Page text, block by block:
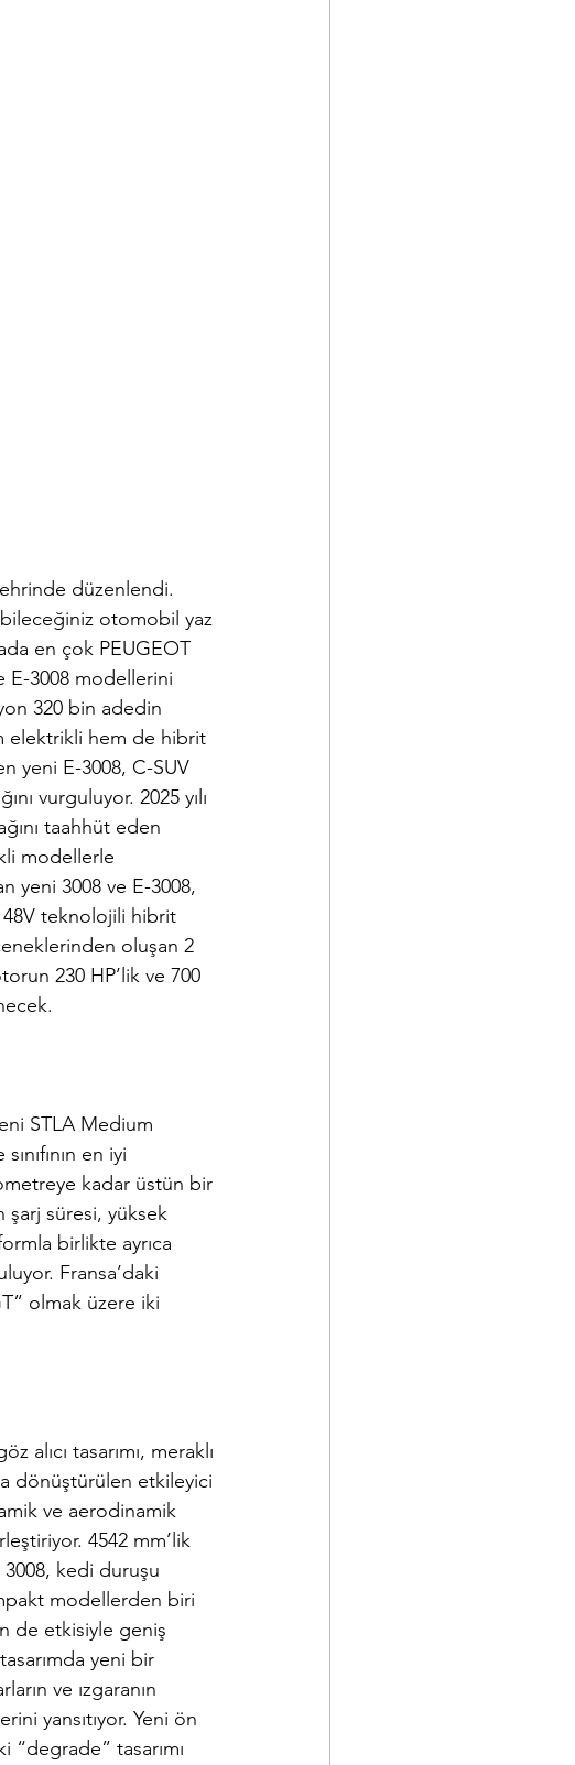
düzenlendi.
otomobil yaz
en çok PEUGEOT
E-3008 modellerini
320 bin adedin
elektrikli hem de hibrit
yeni E-3008, C-SUV
vurguluyor. 2025 yılı
taahhüt eden
modellerle
yeni 3008 ve E-3008,
teknolojili hibrit
oluşan 2
230 HP’lik ve 700
STLA Medium
en iyi
kadar üstün bir
şarj süresi, yüksek
birlikte ayrıca
Fransa’daki
olmak üzere iki
alıcı tasarımı, meraklı
dönüştürülen etkileyici
ve aerodinamik
4542 mm’lik
kedi duruşu
modellerden biri
de etkisiyle geniş
yeni bir
ve ızgaranın
yansıtıyor. Yeni ön
tasarımı